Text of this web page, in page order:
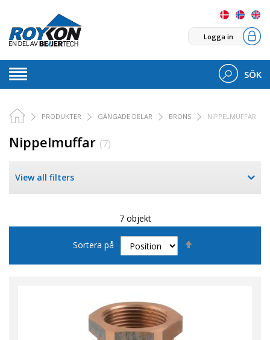
Logga in
SÖK
PRODUKTER GÄNGADE DELAR BRONS NIPPELMUFFAR
Nippelmuffar (7)
View all filters
7 objekt
Sortera på